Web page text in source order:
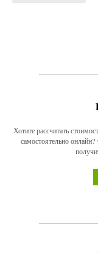
Хотите рассчитать
самостоятельно